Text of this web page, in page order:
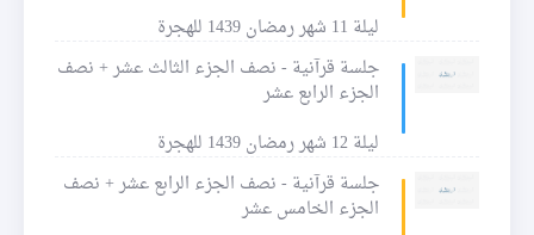
ليلة 11 شهر رمضان 1439 للهجرة
جلسة قرآنية - نصف الجزء الثالث عشر + نصف
الجزء الرابع عشر
ليلة 12 شهر رمضان 1439 للهجرة
جلسة قرآنية - نصف الجزء الرابع عشر + نصف
الجزء الخامس عشر